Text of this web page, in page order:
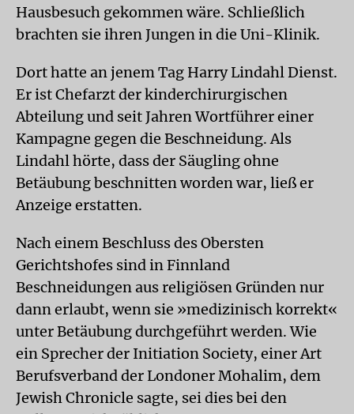
Hausbesuch gekommen wäre. Schließlich
brachten sie ihren Jungen in die Uni-Klinik.
Dort hatte an jenem Tag Harry Lindahl Dienst.
Er ist Chefarzt der kinderchirurgischen
Abteilung und seit Jahren Wortführer einer
Kampagne gegen die Beschneidung. Als
Lindahl hörte, dass der Säugling ohne
Betäubung beschnitten worden war, ließ er
Anzeige erstatten.
Nach einem Beschluss des Obersten
Gerichtshofes sind in Finnland
Beschneidungen aus religiösen Gründen nur
dann erlaubt, wenn sie »medizinisch korrekt«
unter Betäubung durchgeführt werden. Wie
ein Sprecher der Initiation Society, einer Art
Berufsverband der Londoner Mohalim, dem
Jewish Chronicle sagte, sei dies bei den